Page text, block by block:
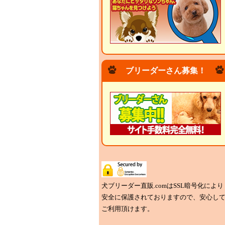
ブリーダーさん募集！
犬ブリーダー直販.comはSSL暗号化により
安全に保護されておりますので、安心して
ご利用頂けます。